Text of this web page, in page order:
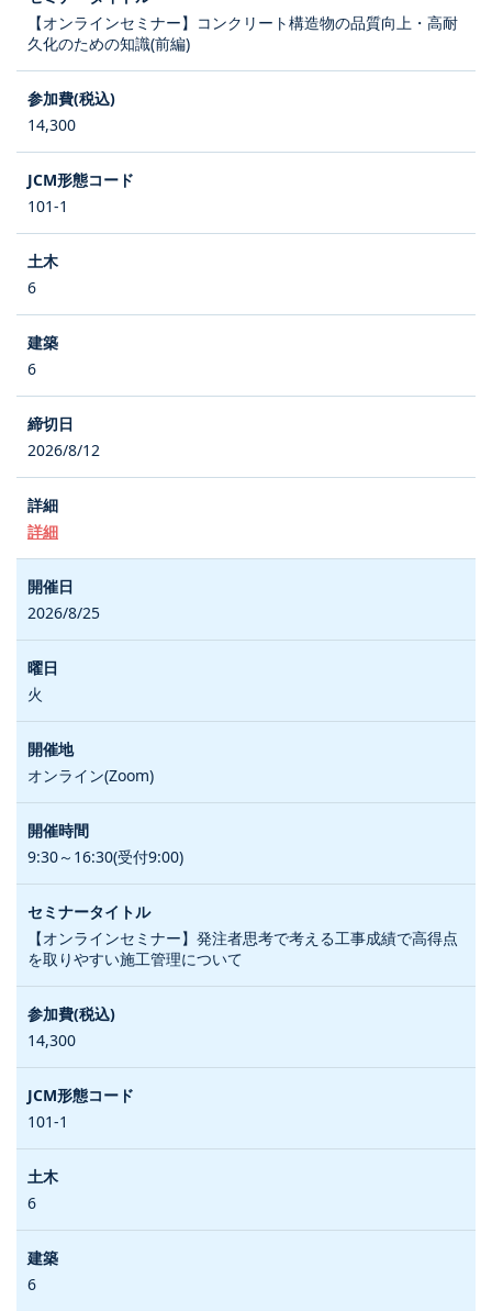
【オンラインセミナー】コンクリート構造物の品質向上・高耐
久化のための知識(前編)
14,300
101-1
6
6
2026/8/12
詳細
2026/8/25
火
オンライン(Zoom)
9:30～16:30(受付9:00)
【オンラインセミナー】発注者思考で考える工事成績で高得点
を取りやすい施工管理について
14,300
101-1
6
6